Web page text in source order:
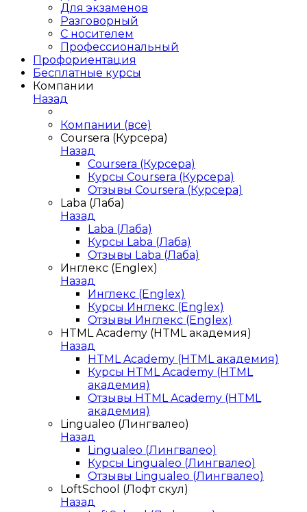
Для экзаменов
Разговорный
С носителем
Профессиональный
Профориентация
Бесплатные курсы
Компании
Назад
Компании (все)
Coursera (Курсера)
Назад
Coursera (Курсера)
Курсы Coursera (Курсера)
Отзывы Coursera (Курсера)
Laba (Лаба)
Назад
Laba (Лаба)
Курсы Laba (Лаба)
Отзывы Laba (Лаба)
Инглекс (Englex)
Назад
Инглекс (Englex)
Курсы Инглекс (Englex)
Отзывы Инглекс (Englex)
HTML Academy (HTML академия)
Назад
HTML Academy (HTML академия)
Курсы HTML Academy (HTML
академия)
Отзывы HTML Academy (HTML
академия)
Lingualeo (Лингвалео)
Назад
Lingualeo (Лингвалео)
Курсы Lingualeo (Лингвалео)
Отзывы Lingualeo (Лингвалео)
LoftSchool (Лофт скул)
Назад